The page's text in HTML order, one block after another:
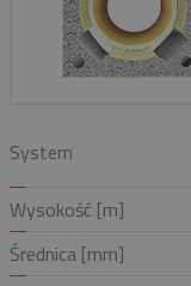
System
Wysokość [m]
Średnica [mm]